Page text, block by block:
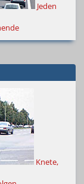
Jeden
Knete,